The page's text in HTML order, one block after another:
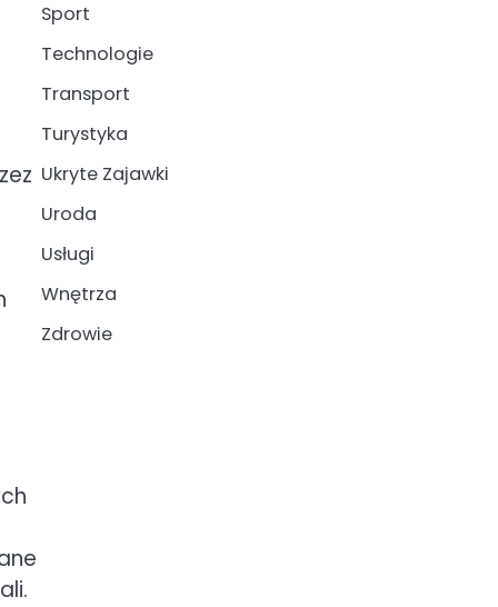
Sport
Technologie
Transport
Turystyka
Ukryte Zajawki
Uroda
Usługi
Wnętrza
Zdrowie